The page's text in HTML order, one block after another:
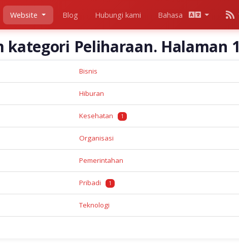
Website Blog Hubungi kami Bahasa
kategori Peliharaan. Halaman 1
Bisnis
Hiburan
Kesehatan 1
Organisasi
Pemerintahan
Pribadi 1
Teknologi